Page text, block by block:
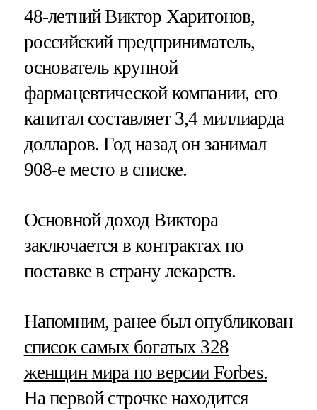
48-летний Виктор Харитонов,
российский предприниматель,
основатель крупной
фармацевтической компании, его
капитал составляет 3,4 миллиарда
долларов. Год назад он занимал
908-е место в списке.
Основной доход Виктора
заключается в контрактах по
поставке в страну лекарств.
Напомним, ранее был опубликован
список самых богатых 328
женщин мира по версии Forbes.
На первой строчке находится